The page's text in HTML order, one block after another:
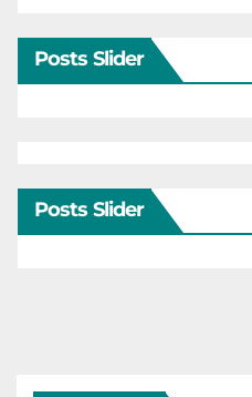
Posts Slider
Posts Slider